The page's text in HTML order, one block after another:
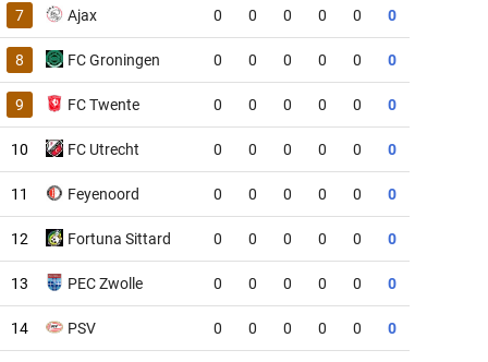
7 Ajax 0 0 0 0 0 0
8 FC Groningen 0 0 0 0 0 0
9 FC Twente 0 0 0 0 0 0
10 FC Utrecht 0 0 0 0 0 0
11 Feyenoord 0 0 0 0 0 0
12 Fortuna Sittard 0 0 0 0 0 0
13 PEC Zwolle 0 0 0 0 0 0
14 PSV 0 0 0 0 0 0